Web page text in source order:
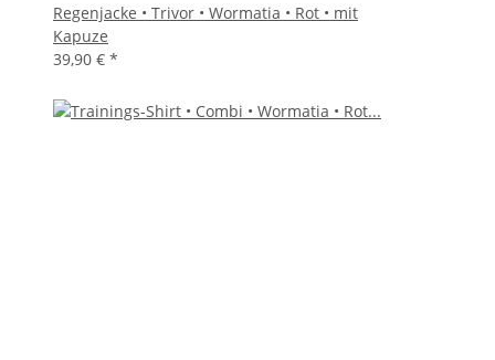
Regenjacke • Trivor • Wormatia • Rot • mit
Kapuze
39,90 € *